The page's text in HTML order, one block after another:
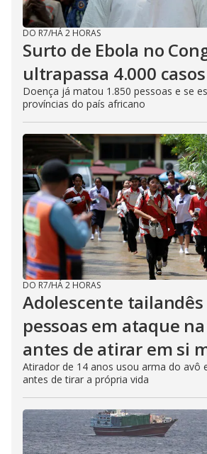
DO R7/HÁ 2 HORAS
Surto de Ebola no
ultrapassa 4.000 casos
Doença já matou 1.850 pessoas e se
províncias do país africano
DO R7/HÁ 2 HORAS
Adolescente
pessoas em ataque
antes de atirar em si
Atirador de 14 anos usou arma do avô
antes de tirar a própria vida